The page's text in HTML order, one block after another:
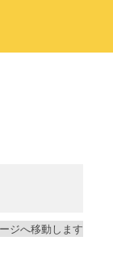
ジへ移動します